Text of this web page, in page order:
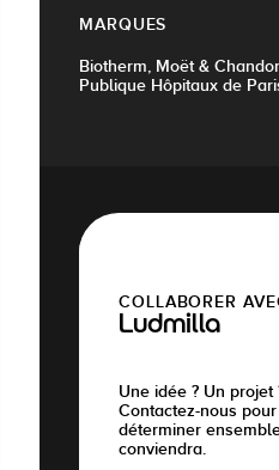
MARQUES
Biotherm, Moët &
Publique Hôpitaux de
COLLABORER
Ludmilla
Une idée ? Un projet
Contactez-nous
déterminer
conviendra.